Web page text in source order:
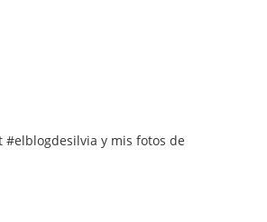
#elblogdesilvia y mis fotos de